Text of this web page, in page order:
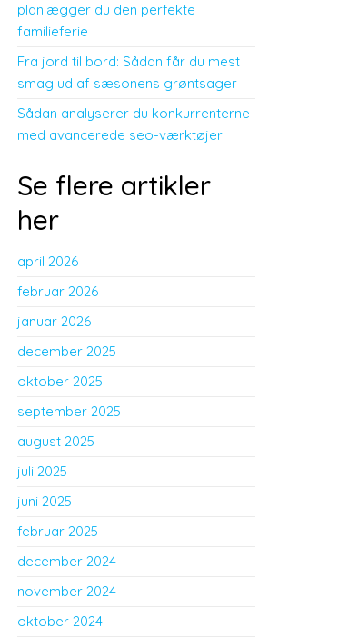
planlægger du den perfekte
familieferie
Fra jord til bord: Sådan får du mest
smag ud af sæsonens grøntsager
Sådan analyserer du konkurrenterne
med avancerede seo-værktøjer
Se flere artikler
her
april 2026
februar 2026
januar 2026
december 2025
oktober 2025
september 2025
august 2025
juli 2025
juni 2025
februar 2025
december 2024
november 2024
oktober 2024